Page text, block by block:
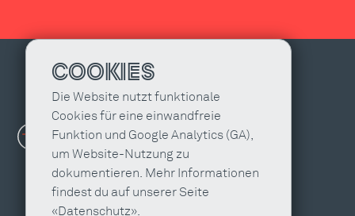
COOKIES
Die Website nutzt funktionale
Cookies für eine einwandfreie
Funktion und Google Analytics (GA),
um Website-Nutzung zu
dokumentieren. Mehr Informationen
findest du auf unserer Seite
«Datenschutz».